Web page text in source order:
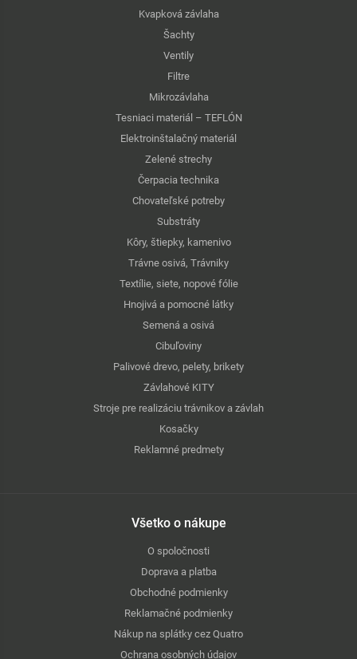
Kvapková závlaha
Šachty
Ventily
Filtre
Mikrozávlaha
Tesniaci materiál – TEFLÓN
Elektroinštalačný materiál
Zelené strechy
Čerpacia technika
Chovateľské potreby
Substráty
Kôry, štiepky, kamenivo
Trávne osivá, Trávniky
Textílie, siete, nopové fólie
Hnojivá a pomocné látky
Semená a osivá
Cibuľoviny
Palivové drevo, pelety, brikety
Závlahové KITY
Stroje pre realizáciu trávnikov a závlah
Kosačky
Reklamné predmety
Všetko o nákupe
O spoločnosti
Doprava a platba
Obchodné podmienky
Reklamačné podmienky
Nákup na splátky cez Quatro
Ochrana osobných údajov